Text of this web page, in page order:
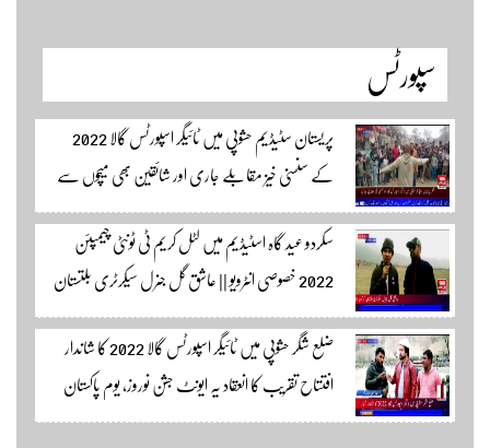
سپورٹس
پریستان سٹیڈیم حشوپی میں ٹائیگر اسپورٹس گالا 2022
کے سنسنی خیز مقابلے جاری اور شائقین بھی میچوں سے
لطف اندوز ہو رہے ہیں۔ سجاد حسین نمائندہ شگر مکمل
وڈیوز دیکھنے لئے لئے لنک پر کلک کریں۔
سکردو عید گاہ اسٹیڈیم میں لٹل کریم ٹی ٹونٹی چیمپئن
2022 خصوصی انٹرویو || عاشق گل جنرل سیکرٹری بلتستان
کرکٹ ایسوسیشن کیمرہ مین یاور کمال کے ساتھ الطاف احمد
اسپورٹس ایڈیٹر سکردو مزید اپڈیٹس کے لئے ہمارے
یوٹیوب چینل لنک پر یہاں کلک کریں
ضلع شگر حشوپی میں ٹائیگر اسپورٹس گالا 2022 کا شاندار
افتتاح تقریب کا انعقاد یہ ایونٹ جشن نوروز، یوم پاکستان
اور جشن بہاراں کی مناسبت سے ٹائیگر اسپورٹس کلب